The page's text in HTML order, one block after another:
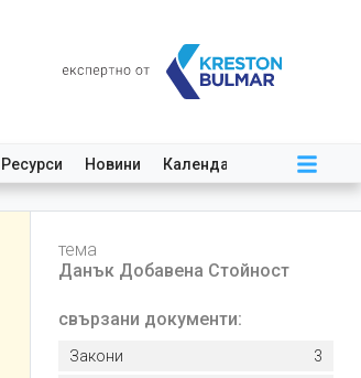
Ресурси Новини Календар
тема
Данък Добавена Стойност
свързани документи:
Закони
3